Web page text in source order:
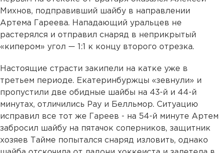
Михнов, подправивший шайбу в направлении
Артема Гареева. Нападающий уральцев не
растерялся и отправил снаряд в неприкрытый
«кипером» угол — 1:1 к концу второго отрезка.
Настоящие страсти закипели на катке уже в
третьем периоде. Екатеринбуржцы «зевнули» и
пропустили две обидные шайбы на 43-й и 44-й
минутах, отличились Рау и Белльмор. Ситуацию
исправил все тот же Гареев - на 54-й минуте Артем
забросил шайбу на пятачок соперников, защитник
хозяев Тайме попытался снаряд изловить, однако